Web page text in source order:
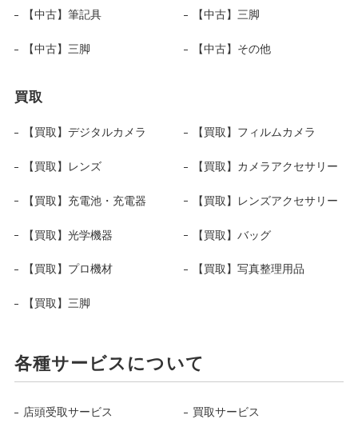
【中古】筆記具 【中古】三脚
【中古】三脚 【中古】その他
買取
【買取】デジタルカメラ 【買取】フィルムカメラ
【買取】レンズ 【買取】カメラアクセサリー
【買取】充電池・充電器 【買取】レンズアクセサリー
【買取】光学機器 【買取】バッグ
【買取】プロ機材 【買取】写真整理用品
【買取】三脚
各種サービスについて
店頭受取サービス 買取サービス